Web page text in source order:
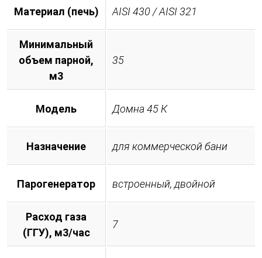
Материал (печь) AISI 430 / AISI 321
Минимальный
объем парной,
м3
35
Модель Домна 45 К
Назначение для коммерческой бани
Парогенератор встроенный, двойной
Расход газа
(ГГУ), м3/час
7